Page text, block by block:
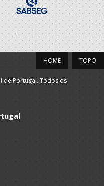
Seniores F
TOPO
HOME
de Portugal. Todos os